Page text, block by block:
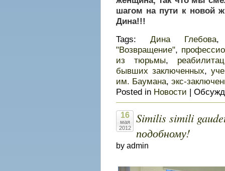
шагом на пути к новой
Дина!!!
Tags: Дина Глебова
"Возвращение",
из тюрьмы,
бывших заключенных,
им. Баумана, экс-
Posted in Новости |
16
мая
2012
Similis simili
подобному!
by admin